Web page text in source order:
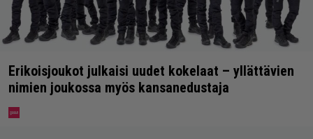
Erikoisjoukot julkaisi uudet kokelaat – yllättävien
nimien joukossa myös kansanedustaja